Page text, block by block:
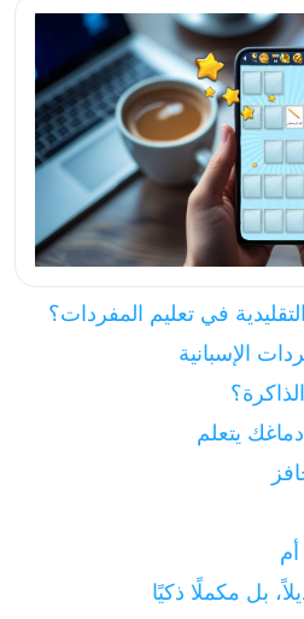
في تعليم المفردات؟
يتعلم
أم